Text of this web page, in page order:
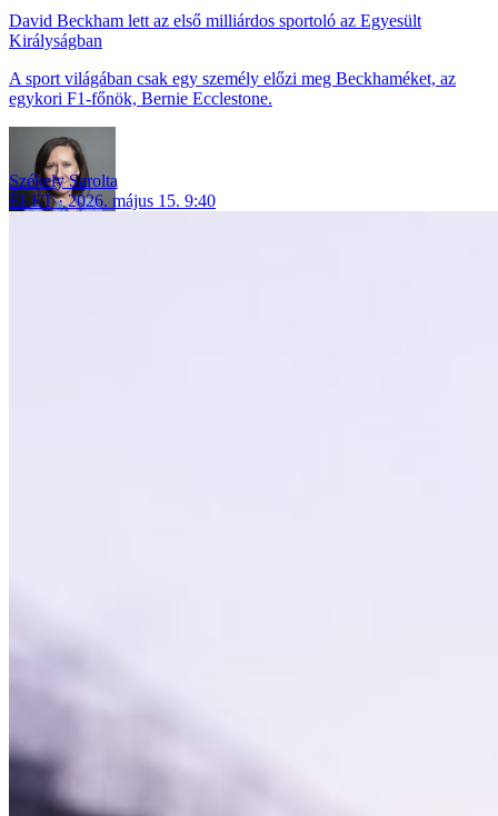
David Beckham lett az első milliárdos sportoló az Egyesült
Királyságban
A sport világában csak egy személy előzi meg Beckhaméket, az
egykori F1-főnök, Bernie Ecclestone.
Székely Sarolta
ÉLET
2026. május 15. 9:40